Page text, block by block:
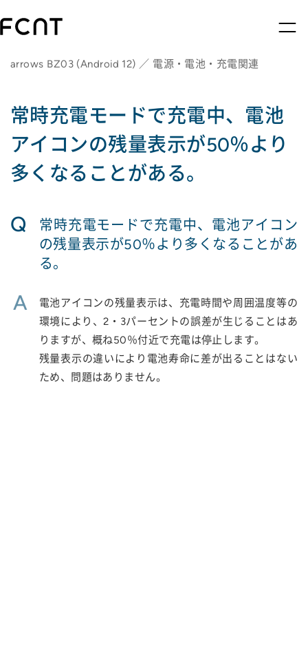
arrows BZ03 (Android 12) ／ 電源・電池・充電関連
常時充電モードで充電中、電池
アイコンの残量表示が50％より
多くなることがある。
Q
常時充電モードで充電中、電池アイコン
の残量表示が50％より多くなることがあ
る。
A
電池アイコンの残量表示は、充電時間や周囲温度等の
環境により、2・3パーセントの誤差が生じることはあ
りますが、概ね50％付近で充電は停止します。
残量表示の違いにより電池寿命に差が出ることはない
ため、問題はありません。